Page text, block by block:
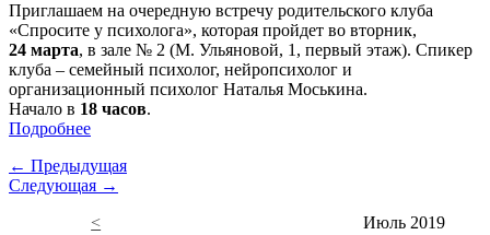
Приглашаем на очередную встречу родительского клуба
«Спросите у психолога», которая пройдет во вторник,
24 марта, в зале № 2 (М. Ульяновой, 1, первый этаж). Спикер
клуба – семейный психолог, нейропсихолог и
организационный психолог Наталья Моськина.
Начало в 18 часов.
Подробнее
← Предыдущая
Следующая →
<
Июль 2019